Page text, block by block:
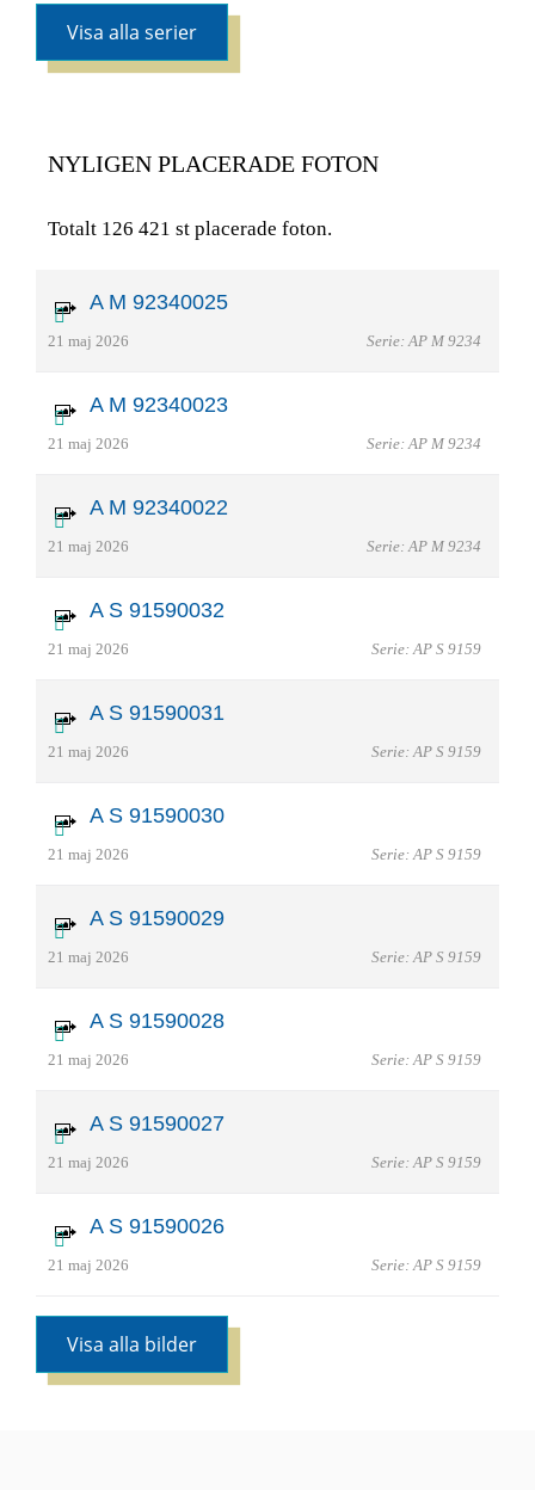
Visa alla serier
NYLIGEN PLACERADE FOTON
Totalt 126 421 st placerade foton.
A M 92340025
21 maj 2026 Serie: AP M 9234
A M 92340023
21 maj 2026 Serie: AP M 9234
A M 92340022
21 maj 2026 Serie: AP M 9234
A S 91590032
21 maj 2026 Serie: AP S 9159
A S 91590031
21 maj 2026 Serie: AP S 9159
A S 91590030
21 maj 2026 Serie: AP S 9159
A S 91590029
21 maj 2026 Serie: AP S 9159
A S 91590028
21 maj 2026 Serie: AP S 9159
A S 91590027
21 maj 2026 Serie: AP S 9159
A S 91590026
21 maj 2026 Serie: AP S 9159
Visa alla bilder